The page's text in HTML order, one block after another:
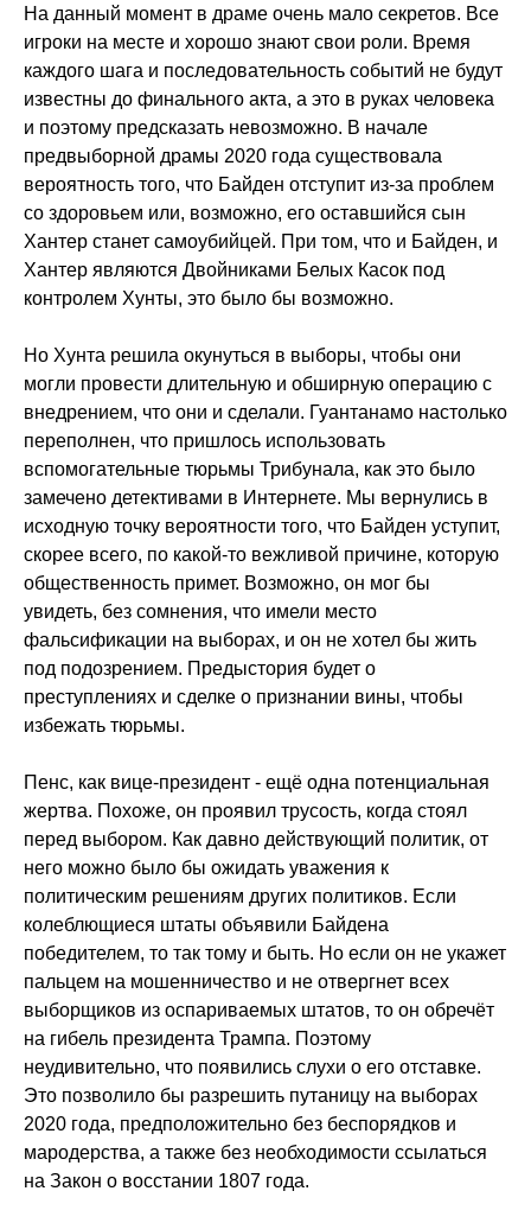
На данный момент в драме очень мало секретов. Все
игроки на месте и хорошо знают свои роли. Время
каждого шага и последовательность событий не будут
известны до финального акта, а это в руках человека
и поэтому предсказать невозможно. В начале
предвыборной драмы 2020 года существовала
вероятность того, что Байден отступит из-за проблем
со здоровьем или, возможно, его оставшийся сын
Хантер станет самоубийцей. При том, что и Байден, и
Хантер являются Двойниками Белых Касок под
контролем Хунты, это было бы возможно.
Но Хунта решила окунуться в выборы, чтобы они
могли провести длительную и обширную операцию с
внедрением, что они и сделали. Гуантанамо настолько
переполнен, что пришлось использовать
вспомогательные тюрьмы Трибунала, как это было
замечено детективами в Интернете. Мы вернулись в
исходную точку вероятности того, что Байден уступит,
скорее всего, по какой-то вежливой причине, которую
общественность примет. Возможно, он мог бы
увидеть, без сомнения, что имели место
фальсификации на выборах, и он не хотел бы жить
под подозрением. Предыстория будет о
преступлениях и сделке о признании вины, чтобы
избежать тюрьмы.
Пенс, как вице-президент - ещё одна потенциальная
жертва. Похоже, он проявил трусость, когда стоял
перед выбором. Как давно действующий политик, от
него можно было бы ожидать уважения к
политическим решениям других политиков. Если
колеблющиеся штаты объявили Байдена
победителем, то так тому и быть. Но если он не укажет
пальцем на мошенничество и не отвергнет всех
выборщиков из оспариваемых штатов, то он обречёт
на гибель президента Трампа. Поэтому
неудивительно, что появились слухи о его отставке.
Это позволило бы разрешить путаницу на выборах
2020 года, предположительно без беспорядков и
мародерства, а также без необходимости ссылаться
на Закон о восстании 1807 года.